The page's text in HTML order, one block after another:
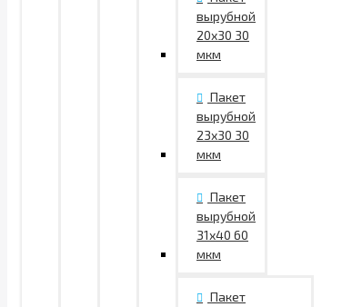
вырубной
20х30 30
мкм
Пакет
вырубной
23х30 30
мкм
Пакет
вырубной
31х40 60
мкм
Пакет